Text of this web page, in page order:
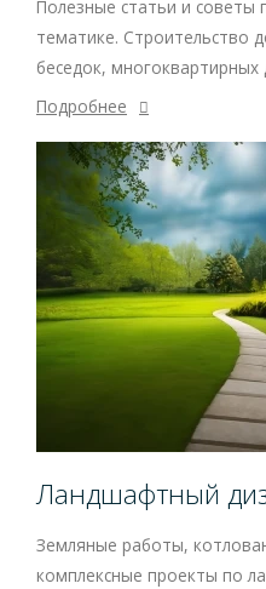
Полезные статьи и советы
тематике. Строительство
беседок,
Подробнее
Ландшафтный
Земляные работы,
комплексные проекты по